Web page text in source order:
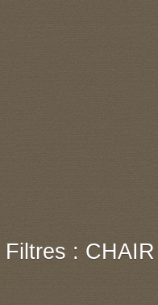
Filtres : CHAIR